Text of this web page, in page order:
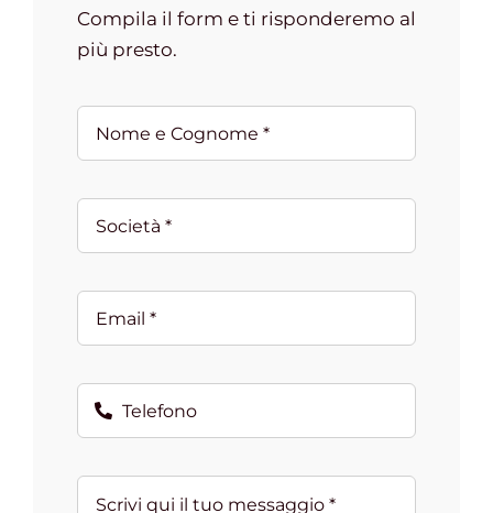
Compila il form e ti risponderemo al
più presto.